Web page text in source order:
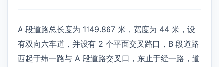
A 段道路总长度为 1149.867 米，宽度为 44 米，设
有双向六车道，并设有 2 个平面交叉路口，B 段道路
西起于纬一路与 A 段道路交叉口，东止于经一路，道